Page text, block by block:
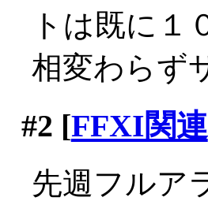
トは既に１
相変わらず
#2 [FFXI関連
先週フルア